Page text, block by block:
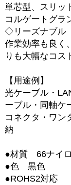
単芯型、スリッ
コルゲートグラ
◇リーズナブル
作業効率も良く
りも大幅なコス
【用途例】
光ケーブル・
ーブル・同軸ケ
コネクタ・ワン
納
●材質 66ナイ
●色 黒色
●ROHS2対応